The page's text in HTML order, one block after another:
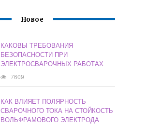
Новое
КАКОВЫ ТРЕБОВАНИЯ
БЕЗОПАСНОСТИ ПРИ
ЭЛЕКТРОСВАРОЧНЫХ РАБОТАХ
7609
КАК ВЛИЯЕТ ПОЛЯРНОСТЬ
СВАРОЧНОГО ТОКА НА СТОЙКОСТЬ
ВОЛЬФРАМОВОГО ЭЛЕКТРОДА